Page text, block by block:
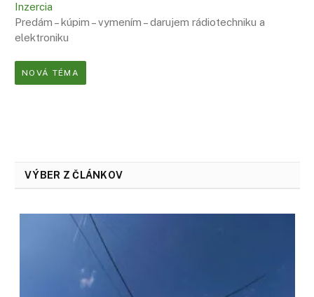
Inzercia
Predám – kúpim – vymením – darujem rádiotechniku a
elektroniku
NOVÁ TÉMA
VÝBER Z ČLÁNKOV